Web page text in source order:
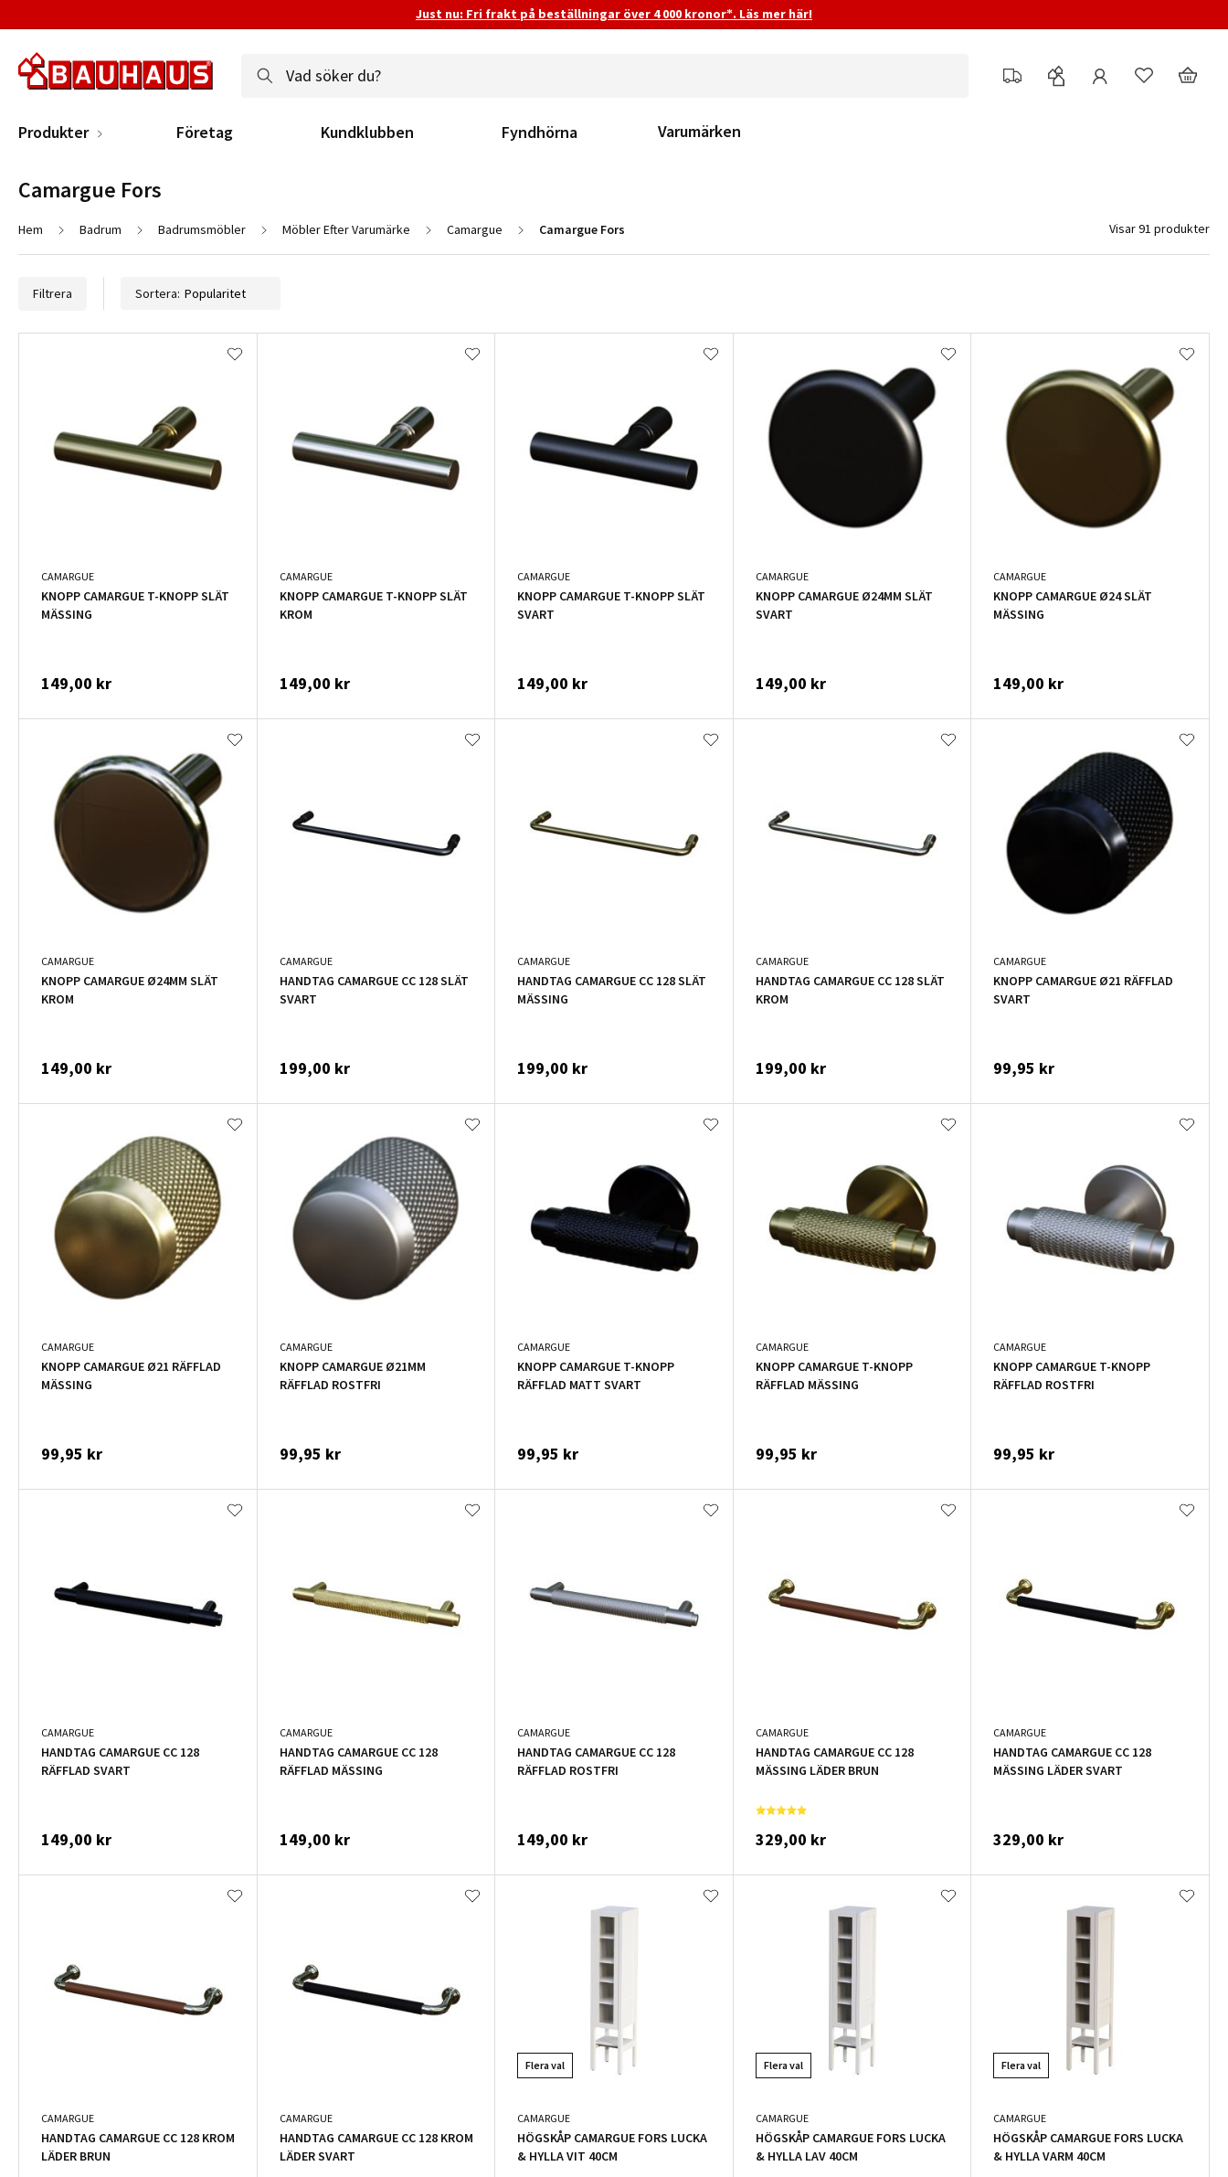
Just nu: Fri frakt på beställningar över 4 000 kronor*. Läs mer här!
Produkter Företag Kundklubben Fyndhörna Varumärken
Filtrera Sortera:
CAMARGUE
KNOPP CAMARGUE T-KNOPP SLÄT
MÄSSING
149,00 kr
CAMARGUE
KNOPP CAMARGUE T-KNOPP SLÄT
KROM
149,00 kr
CAMARGUE
KNOPP CAMARGUE T-KNOPP SLÄT
SVART
149,00 kr
CAMARGUE
KNOPP CAMARGUE Ø24MM SLÄT
SVART
149,00 kr
CAMARGUE
KNOPP CAMARGUE Ø24 SLÄT
MÄSSING
149,00 kr
CAMARGUE
KNOPP CAMARGUE Ø24MM SLÄT
KROM
149,00 kr
CAMARGUE
HANDTAG CAMARGUE CC 128 SLÄT
SVART
199,00 kr
CAMARGUE
HANDTAG CAMARGUE CC 128 SLÄT
MÄSSING
199,00 kr
CAMARGUE
HANDTAG CAMARGUE CC 128 SLÄT
KROM
199,00 kr
CAMARGUE
KNOPP CAMARGUE Ø21 RÄFFLAD
SVART
99,95 kr
CAMARGUE
KNOPP CAMARGUE Ø21 RÄFFLAD
MÄSSING
99,95 kr
CAMARGUE
KNOPP CAMARGUE Ø21MM
RÄFFLAD ROSTFRI
99,95 kr
CAMARGUE
KNOPP CAMARGUE T-KNOPP
RÄFFLAD MATT SVART
99,95 kr
CAMARGUE
KNOPP CAMARGUE T-KNOPP
RÄFFLAD MÄSSING
99,95 kr
CAMARGUE
KNOPP CAMARGUE T-KNOPP
RÄFFLAD ROSTFRI
99,95 kr
CAMARGUE
HANDTAG CAMARGUE CC 128
RÄFFLAD SVART
149,00 kr
CAMARGUE
HANDTAG CAMARGUE CC 128
RÄFFLAD MÄSSING
149,00 kr
CAMARGUE
HANDTAG CAMARGUE CC 128
RÄFFLAD ROSTFRI
149,00 kr
CAMARGUE
HANDTAG CAMARGUE CC 128
MÄSSING LÄDER BRUN
329,00 kr
CAMARGUE
HANDTAG CAMARGUE CC 128
MÄSSING LÄDER SVART
329,00 kr
CAMARGUE
HANDTAG CAMARGUE CC 128 KROM
LÄDER BRUN
CAMARGUE
HANDTAG CAMARGUE CC 128 KROM
LÄDER SVART
Flera val
CAMARGUE
HÖGSKÅP CAMARGUE FORS LUCKA
& HYLLA VIT 40CM
Flera val
CAMARGUE
HÖGSKÅP CAMARGUE FORS LUCKA
& HYLLA LAV 40CM
Flera val
CAMARGUE
HÖGSKÅP CAMARGUE FORS LUCKA
& HYLLA VARM 40CM
Camargue Fors
Hem Badrum Badrumsmöbler Möbler Efter Varumärke Camargue Camargue Fors Visar 91 produkter